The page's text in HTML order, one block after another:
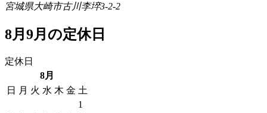
宮城県大崎市古川李埣3-2-2
8月9月の定休日
定休日
8月
日
月 火 水 木 金 土
1